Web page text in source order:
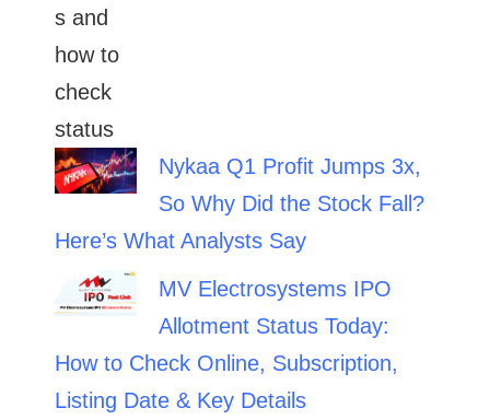
Nykaa Q1 Profit Jumps 3x,
So Why Did the Stock Fall?
Here’s What Analysts Say
MV Electrosystems IPO
Allotment Status Today:
How to Check Online, Subscription,
Listing Date & Key Details